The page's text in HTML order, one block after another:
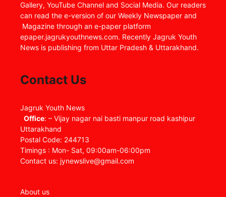
Gallery, YouTube Channel and Social Media. Our readers
can read the e-version of our Weekly Newspaper and
Magazine through an e-paper platform
epaper.jagrukyouthnews.com. Recently Jagruk Youth
News is publishing from Uttar Pradesh & Uttarakhand.
Contact Us
Jagruk Youth News
Office: – Vijay nagar nai basti manpur road kashipur
Uttarakhand
Postal Code: 244713
Timings : Mon- Sat, 09:00am-06:00pm
Contact us: jynewslive@gmail.com
About us